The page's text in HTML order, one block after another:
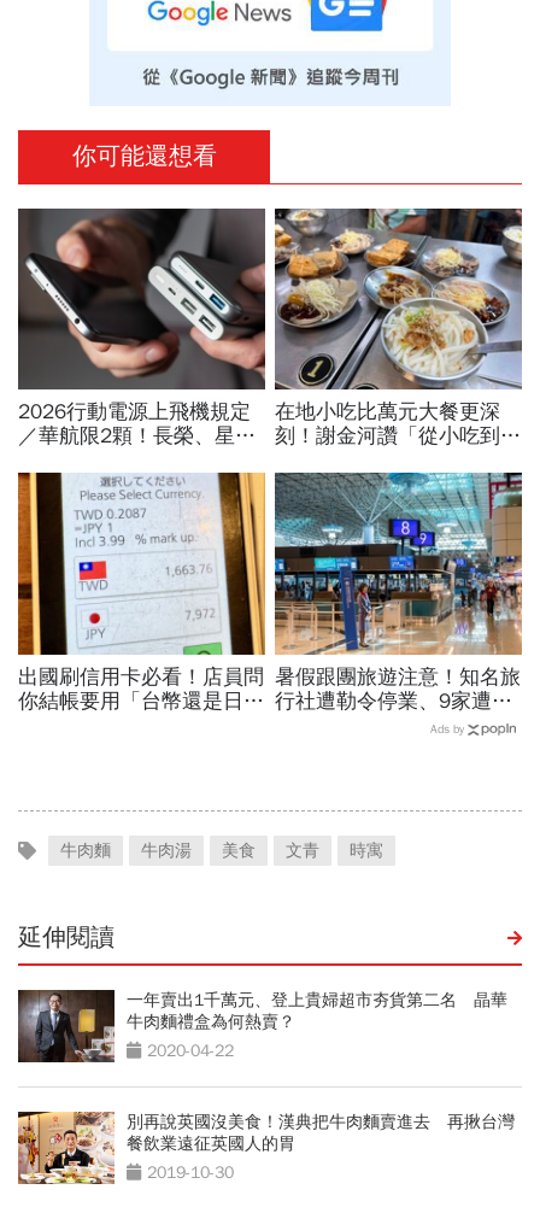
你可能還想看
2026行動電源上飛機規定
／華航限2顆！長榮、星
帶幾個、托運還隨身手提？
在地小吃比萬元大餐更深
刻！謝金河讚「從小吃到
始的舌尖美味
出國刷信用卡必看！店員問
你結帳要用「台幣還是日
暑假跟團旅遊注意！知名旅
行社遭勒令停業、9家遭廢
止或撤照…觀光署完整黑名
Ads by
牛肉麵 牛肉湯 美食 文青 時寓
延伸閱讀
一年賣出1千萬元、登上貴婦超市夯貨第二名 晶華
牛肉麵禮盒為何熱賣？
2020-04-22
別再說英國沒美食！漢典把牛肉麵賣進去 再揪台灣
餐飲業遠征英國人的胃
2019-10-30